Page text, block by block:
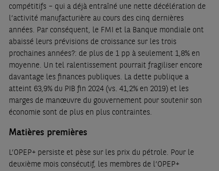
compétitifs – qui a déjà entraîné une nette décélération de
l’activité manufacturière au cours des cinq dernières
années. Par conséquent, le FMI et la Banque mondiale ont
abaissé leurs prévisions de croissance sur les trois
prochaines années?: de plus de 1 pp à seulement 1,8% en
moyenne. Un tel ralentissement pourrait fragiliser encore
davantage les finances publiques. La dette publique a
atteint 63,9% du PIB fin 2024 (vs. 41,2% en 2019) et les
marges de manœuvre du gouvernement pour soutenir son
économie sont de plus en plus contraintes.
Matières premières
L’OPEP+ persiste et pèse sur les prix du pétrole. Pour le
deuxième mois consécutif, les membres de l’OPEP+